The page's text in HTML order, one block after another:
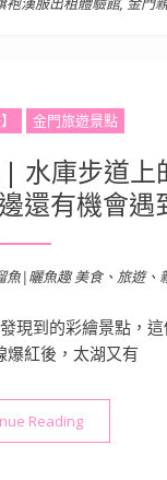
金門旅遊景點
水庫步道上
還有機會遇
魚|曬魚趣 美食、旅遊、
現到的彩繪景點，
爆紅後，太湖又有
Reading“金門景點》